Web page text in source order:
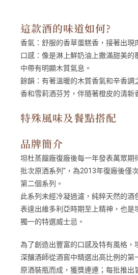
這款酒的味道如何?
香氣： 舒服的香草蛋糕香，接著出現
口感： 像是淋上鮮奶油上撒滿甜美的
中帶有明顯木質氣息。
餘韻： 有著溫暖的木質香氣和辛香調
香和雪莉酒芬芳，伴隨著橙皮的清新
特殊風味及餐點搭配
品牌簡介
坦杜蒸餾廠復廠後每一年發表萬眾期
批次原酒系列”，為2013年復廠後僅
第二個系列。
此系列未經冷凝過濾，純粹天然的酒
表達出維多利亞時期至上精神，也是
獨一的特選威士忌。
為了創造出豐富的口感及特有風格，
深釀酒師從酒窖中精選出高比例的第
原酒裝瓶而成，獲獎連連；每批推出